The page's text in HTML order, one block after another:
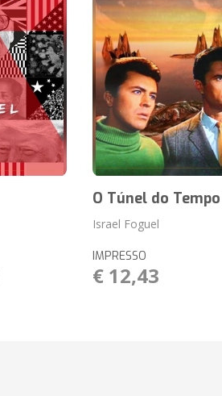
O Túnel do Tempo
Israel Foguel
IMPRESSO
€ 12,43